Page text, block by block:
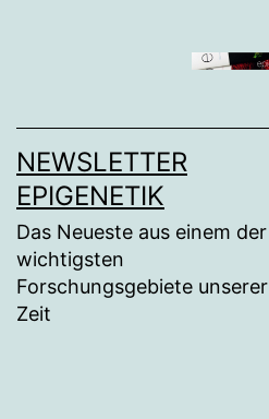
NEWSLETTER
EPIGENETIK
Das Neueste aus einem der
wichtigsten
Forschungsgebiete unserer
Zeit